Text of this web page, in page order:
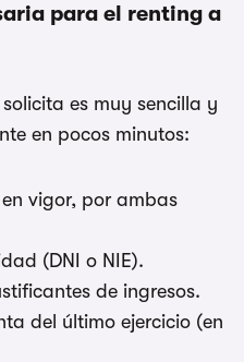
para el renting a
es muy sencilla y
en pocos minutos:
vigor, por ambas
(DNI o NIE).
de ingresos.
del último ejercicio (en